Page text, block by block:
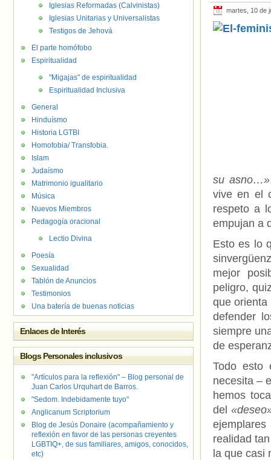
martes, 10 de
su asno…»
vive en el
respeto a
empujan a
Esto es lo
mejor
peligro,
que
defender
siempre
de
Todo esto
necesita –
hemos
del
realidad
la que casi
Iglesias Reformadas (Calvinistas)
Iglesias Unitarias y Universalistas
Testigos de Jehová
El parte homófobo
Espiritualidad
"Migajas" de espiritualidad
Espiritualidad Inclusiva
General
Hinduísmo
Historia LGTBI
Homofobia/ Transfobia.
Islam
Judaísmo
Matrimonio igualitario
Música
Nuevos Miembros
Pedagogía oracional
Lectio Divina
Poesía
Sexualidad
Tablón de Anuncios
Testimonios
Una batería de buenas noticias
Enlaces de Interés
Blogs Personales inclusivos
"Artículos para la reflexión" – Blog personal de
Juan Carlos Urquhart de Barros.
"Sedom. Indebidamente tuyo"
Anglicanum Scriptorium
Blog de Jesús Donaire (acompañamiento y
reflexión en favor de las personas creyentes
LGBTIQ+, de sus familiares, amigos, conocidos,
etc)